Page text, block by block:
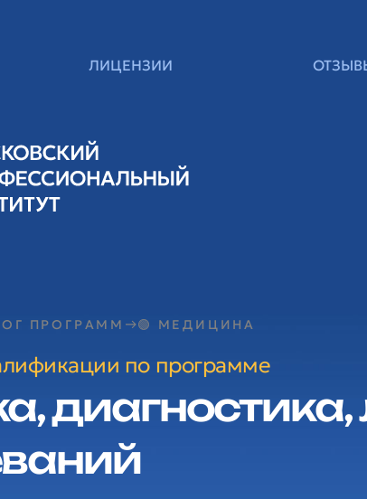
ЛИЦЕНЗИИ
ПРОГРАММ 🟢 МЕДИЦИНА
по программе
диагностика,